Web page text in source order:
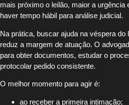
mais próximo o leilão, maior a urgência
haver tempo hábil para análise judicial.
Na prática, buscar ajuda na véspera do
reduz a margem de atuação. O
para obter documentos, estudar o
protocolar pedido consistente.
O melhor momento para agir é:
ao receber a primeira intimação;